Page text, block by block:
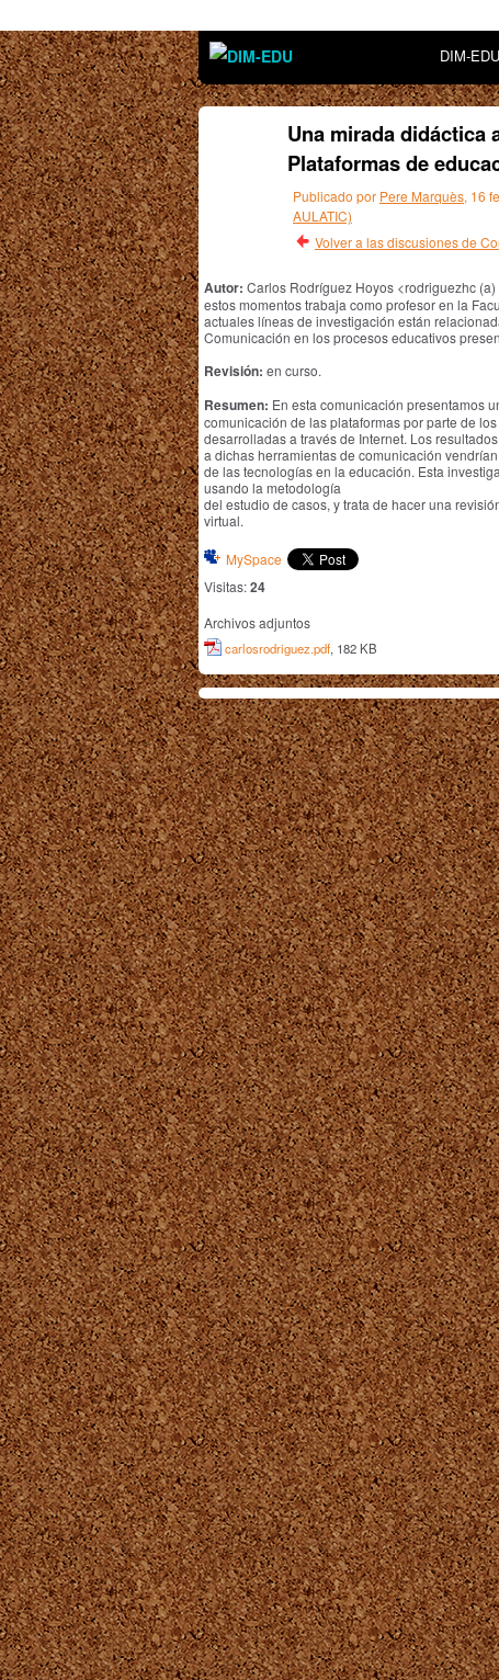
DIM-EDU
Una mirada didáctica
Plataformas de
Publicado por Pere Marquès, 16
AULATIC)
Volver a las discusiones de
Autor: Carlos Rodríguez Hoyos <rodriguezhc
estos momentos trabaja como profesor en la
actuales líneas de investigación están
Comunicación en los procesos educativos
Revisión: en curso.
Resumen: En esta comunicación presentamos
comunicación de las plataformas por parte de
desarrolladas a través de Internet. Los
a dichas herramientas de comunicación
de las tecnologías en la educación. Esta
usando la metodología
del estudio de casos, y trata de hacer una
virtual.
MySpace
Visitas:24
Archivos adjuntos
carlosrodriguez.pdf, 182 KB